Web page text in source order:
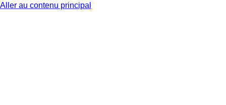
Aller au contenu principal